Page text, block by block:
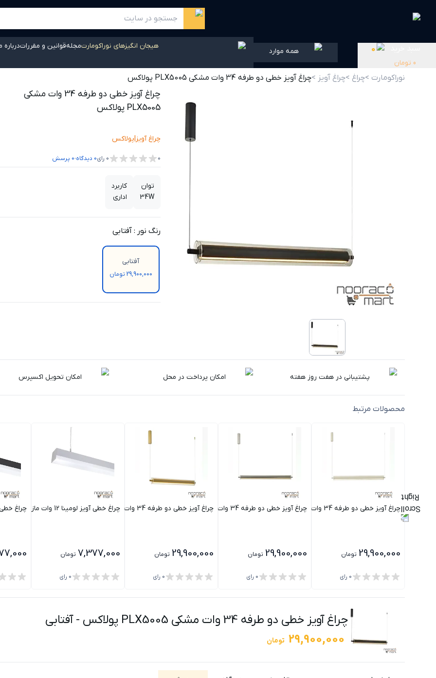
همه موارد
0 تومان
0 هیجان انگیزهای نوراکومارتمجلهقوانین و مقرراتدرباره
نوراکومارت >چراغ >چراغ آویز >چراغ آویز خطی دو طرفه 34 وات مشکی PLX5005 پولاکس
چراغ آویز خطی دو طرفه 34 وات مشکی
PLX5005 پولاکس
چراغ آویز|پولاکس
0
0 رای0 دیدگاه،0 پرسش
توان
34W
کاربرد
اداری
رنگ نور :آفتابی
آفتابی
29,900,000 تومان
پشتیبانی در هفت روز هفته امکان پرداخت در محل امکان تحویل اکسپرس
محصولات مرتبط
چراغ آویز خطی دو طرفه 34 وات سفید PLX5005 پولاکس
29,900,000 تومان
0 رای
چراغ آویز خطی دو طرفه 34 وات نقره ای PLX5005 پولاکس
29,900,000 تومان
0 رای
چراغ آویز خطی دو طرفه 34 وات طلایی PLX5005 پولاکس
29,900,000 تومان
0 رای
چراغ خطی آویز لومینا 12 وات مازی نور
7,377,000 تومان
0 رای
چراغ خطی آویز
چراغ آویز خطی دو طرفه 34 وات مشکی PLX5005 پولاکس -آفتابی
29,900,000 تومان